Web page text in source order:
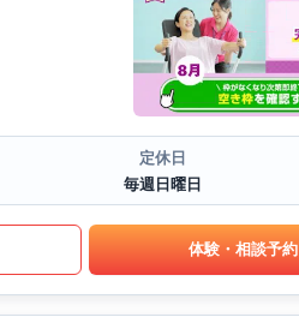
定休日
毎週日曜日
体験・相談予約